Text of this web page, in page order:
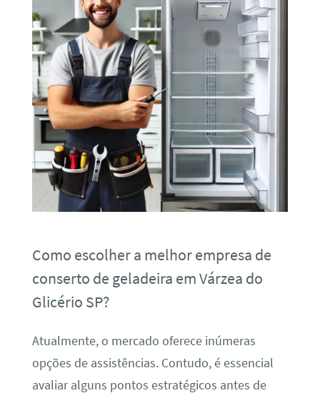
Como escolher a melhor empresa de
conserto de geladeira em Várzea do
Glicério SP?
Atualmente, o mercado oferece inúmeras
opções de assistências. Contudo, é essencial
avaliar alguns pontos estratégicos antes de